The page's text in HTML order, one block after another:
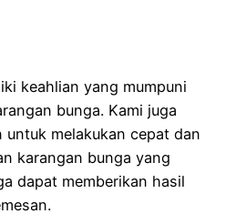
keahlian yang mumpuni
bunga. Kami juga
untuk melakukan cepat dan
karangan bunga yang
dapat memberikan hasil